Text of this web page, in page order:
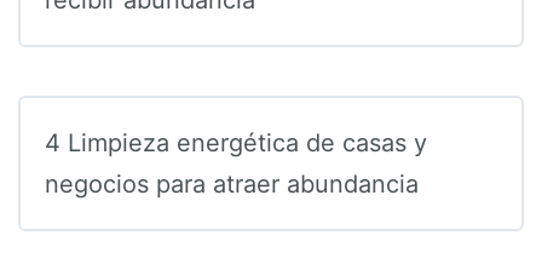
4 Limpieza energética de casas y
negocios para atraer abundancia